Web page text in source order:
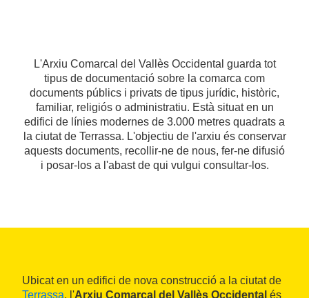
L'Arxiu Comarcal del Vallès Occidental guarda tot
tipus de documentació sobre la comarca com
documents públics i privats de tipus jurídic, històric,
familiar, religiós o administratiu. Està situat en un
edifici de línies modernes de 3.000 metres quadrats a
la ciutat de Terrassa. L'objectiu de l'arxiu és conservar
aquests documents, recollir-ne de nous, fer-ne difusió
i posar-los a l'abast de qui vulgui consultar-los.
Ubicat en un edifici de nova construcció a la ciutat de
Terrassa, l'Arxiu Comarcal del Vallès Occidental és